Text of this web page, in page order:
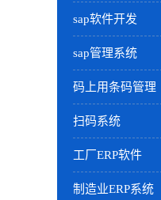
sap软件开发
sap管理系统
码上用条码管理
扫码系统
工厂ERP软件
制造业ERP系统